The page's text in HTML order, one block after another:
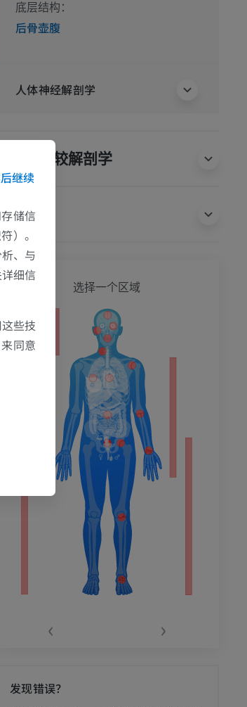
底层结构：
后骨壶腹
人体神经解剖学
动物的比较解剖学
译
选择一个区域
‹ ›
发现错误？
继续
储信
）。
、与
细信
些技
同意